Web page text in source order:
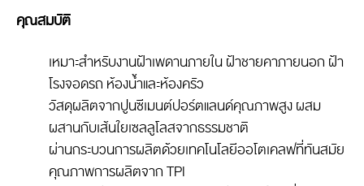
คุณสมบัติ
เหมาะสำหรับงานฝ้าเพดานภายใน ฝ้าชายคาภายนอก ฝ้า
โรงจอดรถ ห้องน้ำและห้องครัว
วัสดุผลิตจากปูนซีเมนต์ปอร์ตแลนด์คุณภาพสูง ผสม
ผสานกับเส้นใยเซลลูโลสจากธรรมชาติ
ผ่านกระบวนการผลิตด้วยเทคโนโลยีออโตเคลฟที่ทันสมัย
คุณภาพการผลิตจาก TPI